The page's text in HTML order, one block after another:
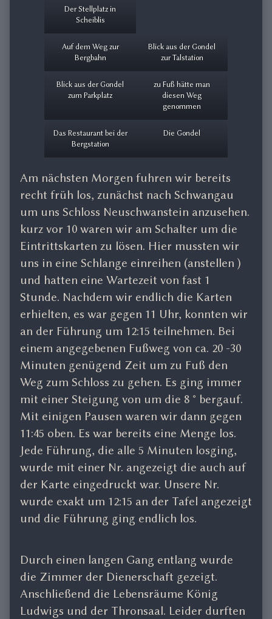
Der Stellplatz in
Scheiblis
Auf dem Weg zur
Bergbahn
Blick aus der Gondel
zur Talstation
Blick aus der Gondel
zum Parkplatz
zu Fuß hätte man
diesen Weg
genommen
Das Restaurant bei der
Bergstation
Die Gondel
Am nächsten Morgen fuhren wir bereits
recht früh los, zunächst nach Schwangau
um uns Schloss Neuschwanstein anzusehen.
kurz vor 10 waren wir am Schalter um die
Eintrittskarten zu lösen. Hier mussten wir
uns in eine Schlange einreihen (anstellen )
und hatten eine Wartezeit von fast 1
Stunde. Nachdem wir endlich die Karten
erhielten, es war gegen 11 Uhr, konnten wir
an der Führung um 12:15 teilnehmen. Bei
einem angegebenen Fußweg von ca. 20 -30
Minuten genügend Zeit um zu Fuß den
Weg zum Schloss zu gehen. Es ging immer
mit einer Steigung von um die 8 ° bergauf.
Mit einigen Pausen waren wir dann gegen
11:45 oben. Es war bereits eine Menge los.
Jede Führung, die alle 5 Minuten losging,
wurde mit einer Nr. angezeigt die auch auf
der Karte eingedruckt war. Unsere Nr.
wurde exakt um 12:15 an der Tafel angezeigt
und die Führung ging endlich los.
Durch einen langen Gang entlang wurde
die Zimmer der Dienerschaft gezeigt.
Anschließend die Lebensräume König
Ludwigs und der Thronsaal. Leider durften